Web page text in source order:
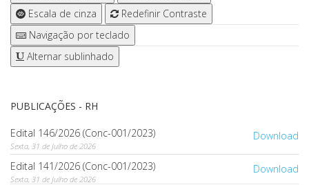
Escala de cinza
Redefinir Contraste
Navigação por teclado
Alternar sublinhado
PUBLICAÇÕES - RH
Download
Edital 146/2026 (Conc-001/2023)
Sexta, 31 de Julho de 2026
Download
Edital 141/2026 (Conc-001/2023)
Sexta, 31 de Julho de 2026